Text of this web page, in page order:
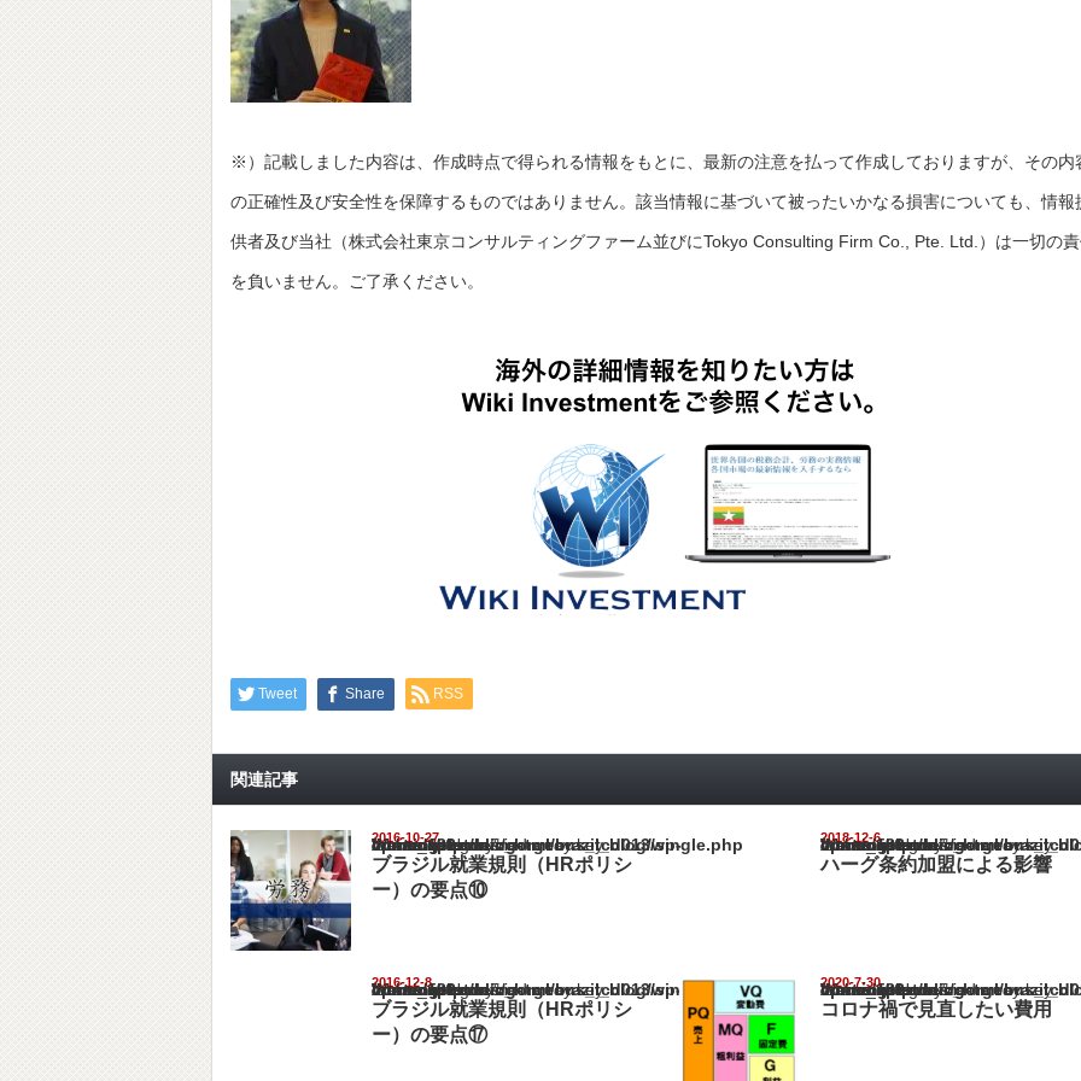
※）記載しました内容は、作成時点で得られる情報をもとに、最新の注意を払って作成しておりますが、その内
の正確性及び安全性を保障するものではありません。該当情報に基づいて被ったいかなる損害についても、情報
供者及び当社（株式会社東京コンサルティングファーム並びにTokyo Consulting Firm Co., Pte. Ltd.）は一切の
を負いません。ご了承ください。
Tweet Share RSS
関連記事
2016-10-27
Warning
: Undefined array key "show_category" in
/home/netst/kuno-cpa.co.jp/public_html/brazil_blog/wp-content/themes/gorgeous_tcd013/single.php
on line183
ブラジル就業規則（HRポリシ
ー）の要点⑩
2018-12-6
Warning
: Undefined array key "show_category" in
/home/netst/kuno-cpa.co.jp/public_html/brazil_blog/wp-content/
on line183
ハーグ条約加盟による影響
2016-12-8
Warning
: Undefined array key "show_category" in
/home/netst/kuno-cpa.co.jp/public_html/brazil_blog/wp-content/themes/gorgeous_tcd013/single.php
on line183
ブラジル就業規則（HRポリシ
ー）の要点⑰
2020-7-30
Warning
: Undefined array key "show_category" in
/home/netst/kuno-cpa.co.jp/public_html/brazil_blog/wp-content/
on line183
コロナ禍で見直したい費用